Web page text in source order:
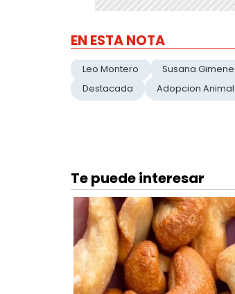
EN ESTA NOTA
Leo Montero Susana
Destacada
Adopcion Animal